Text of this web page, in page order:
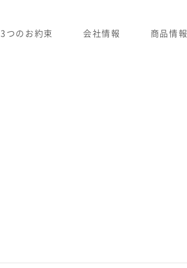
3つのお約束 会社情報 商品情報